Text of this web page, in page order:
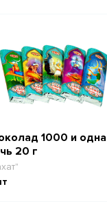
1000 и одна
20 г